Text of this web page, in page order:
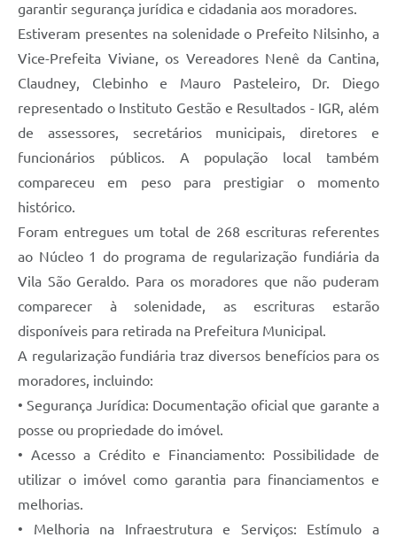
garantir segurança jurídica e cidadania aos moradores.
Estiveram presentes na solenidade o Prefeito Nilsinho, a
Vice-Prefeita Viviane, os Vereadores Nenê da Cantina,
Claudney, Clebinho e Mauro Pasteleiro, Dr. Diego
representado o Instituto Gestão e Resultados - IGR, além
de assessores, secretários municipais, diretores e
funcionários públicos. A população local também
compareceu em peso para prestigiar o momento
histórico.
Foram entregues um total de 268 escrituras referentes
ao Núcleo 1 do programa de regularização fundiária da
Vila São Geraldo. Para os moradores que não puderam
comparecer à solenidade, as escrituras estarão
disponíveis para retirada na Prefeitura Municipal.
A regularização fundiária traz diversos benefícios para os
moradores, incluindo:
• Segurança Jurídica: Documentação oficial que garante a
posse ou propriedade do imóvel.
• Acesso a Crédito e Financiamento: Possibilidade de
utilizar o imóvel como garantia para financiamentos e
melhorias.
• Melhoria na Infraestrutura e Serviços: Estímulo a